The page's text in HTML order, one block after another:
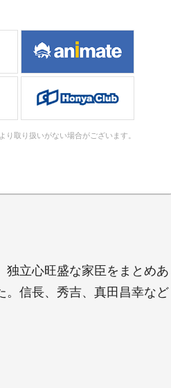
り取り扱いがない場合がございます。
独立心旺盛な家臣をまとめあ
。信長、秀吉、真田昌幸など